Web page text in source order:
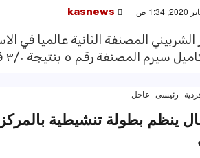
kasnews
المصنفة الثانية عالميا في
المصنفة رقم ٥ بنتيجة ٣/٠ في نهائي جي...
رئيسى عاجل
ينظم بطولة تنشيطية